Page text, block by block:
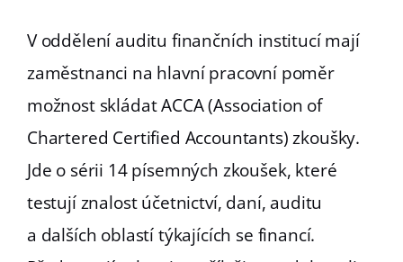
V oddělení auditu finančních institucí mají
zaměstnanci na hlavní pracovní poměr
možnost skládat ACCA (Association of
Chartered Certified Accountants) zkoušky.
Jde o sérii 14 písemných zkoušek, které
testují znalost účetnictví, daní, auditu
a dalších oblastí týkajících se financí.